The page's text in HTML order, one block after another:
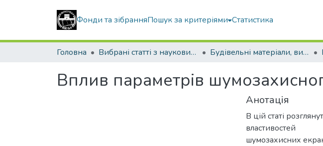
Фонди та зібранняПошук за критеріями Статистика
Головна Вибрані статті з наукових збірників КНУБА Будівельні матеріали, вироби та санітарна техніка
Вплив параметрів
Анотація
В цій статі
властивостей
шумозахисних